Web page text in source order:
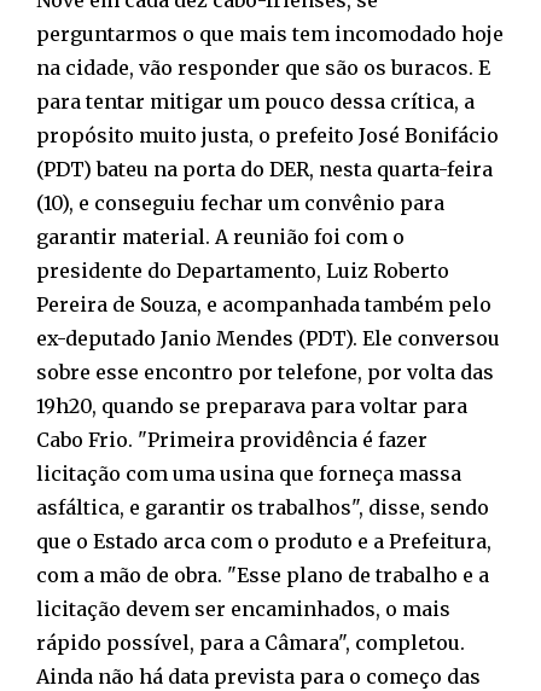
perguntarmos o que mais tem incomodado hoje
na cidade, vão responder que são os buracos. E
para tentar mitigar um pouco dessa crítica, a
propósito muito justa, o prefeito José Bonifácio
(PDT) bateu na porta do DER, nesta quarta-feira
(10), e conseguiu fechar um convênio para
garantir material. A reunião foi com o
presidente do Departamento, Luiz Roberto
Pereira de Souza, e acompanhada também pelo
ex-deputado Janio Mendes (PDT). Ele conversou
sobre esse encontro por telefone, por volta das
19h20, quando se preparava para voltar para
Cabo Frio. "Primeira providência é fazer
licitação com uma usina que forneça massa
asfáltica, e garantir os trabalhos", disse, sendo
que o Estado arca com o produto e a Prefeitura,
com a mão de obra. "Esse plano de trabalho e a
licitação devem ser encaminhados, o mais
rápido possível, para a Câmara", completou.
Ainda não há data prevista para o começo das